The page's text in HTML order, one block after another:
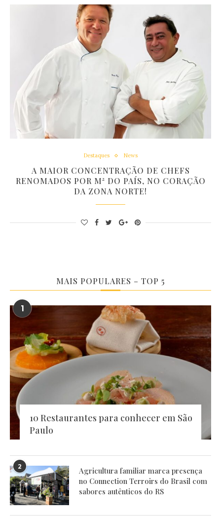
Destaques News
A MAIOR CONCENTRAÇÃO DE CHEFS
RENOMADOS POR M² DO PAÍS, NO CORAÇÃO
DA ZONA NORTE!
MAIS POPULARES – TOP 5
1
10 Restaurantes para conhecer em São
Paulo
2
Agricultura familiar marca presença
no Connection Terroirs do Brasil com
sabores autênticos do RS